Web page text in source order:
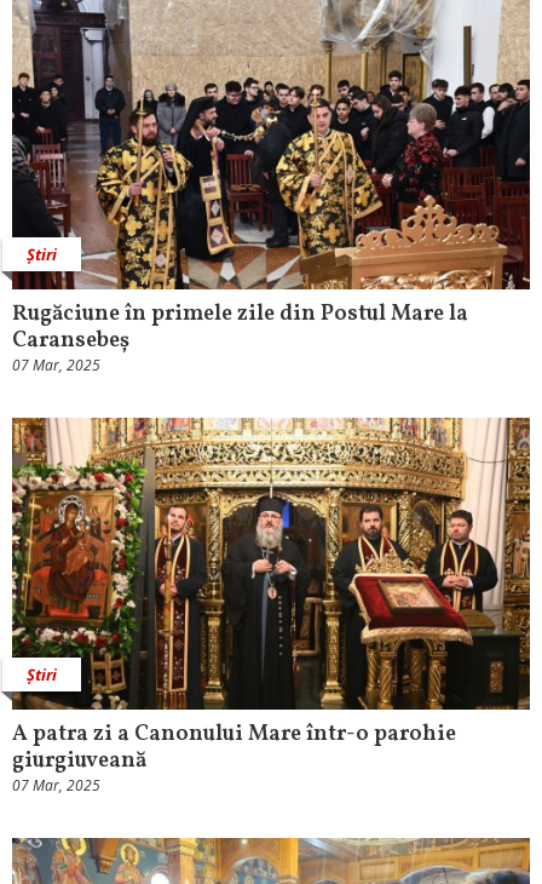
Știri
Rugăciune în primele zile din Postul Mare la
Caransebeș
07 Mar, 2025
Știri
A patra zi a Canonului Mare într-o parohie
giurgiuveană
07 Mar, 2025